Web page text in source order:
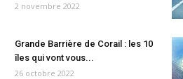
2 novembre 2022
Grande Barrière de Corail : les 10
îles qui vont vous...
26 octobre 2022